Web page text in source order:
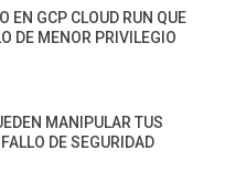
EN GCP CLOUD RUN QUE
DE MENOR PRIVILEGIO
MANIPULAR TUS
DE SEGURIDAD